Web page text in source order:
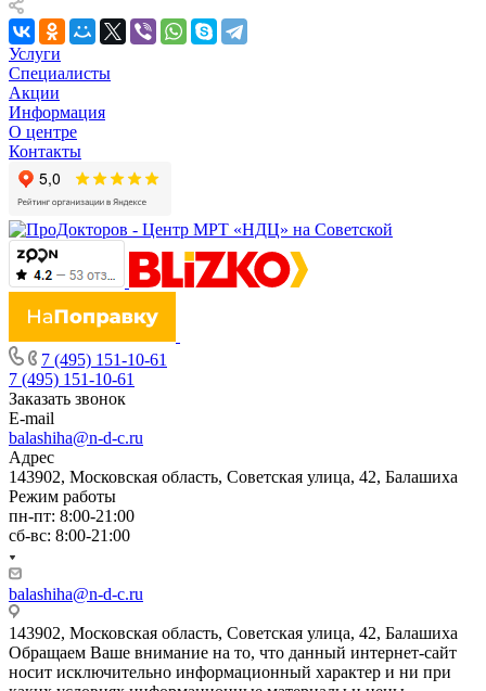
Услуги
Специалисты
Акции
Информация
О центре
Контакты
7 (495) 151-10-61
7 (495) 151-10-61
Заказать звонок
E-mail
balashiha@n-d-c.ru
Адрес
143902, Московская область, Советская улица, 42, Балашиха
Режим работы
пн-пт: 8:00-21:00
сб-вс: 8:00-21:00
balashiha@n-d-c.ru
143902, Московская область, Советская улица, 42, Балашиха
Обращаем Ваше внимание на то, что данный интернет-сайт
носит исключительно информационный характер и ни при